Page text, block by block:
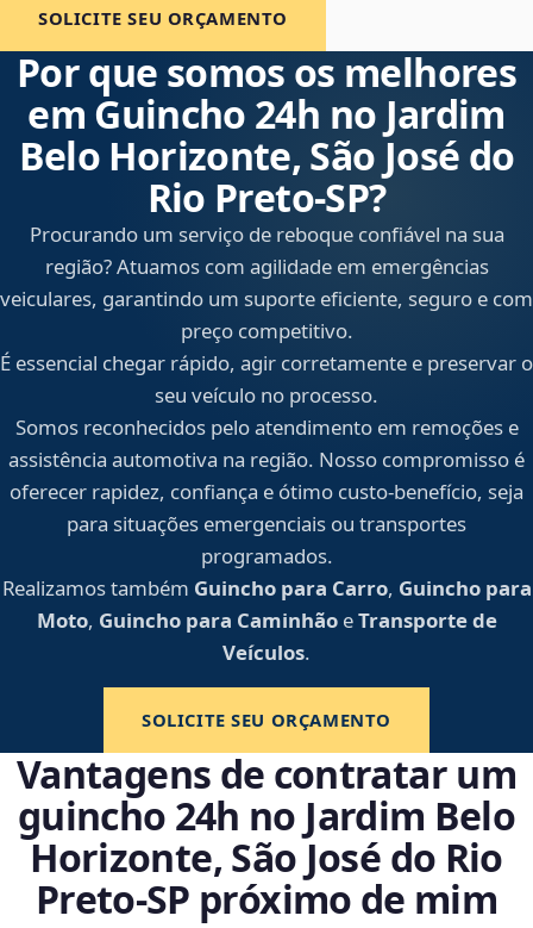
SOLICITE SEU ORÇAMENTO
Por que somos os melhores
em Guincho 24h no Jardim
Belo Horizonte, São José do
Rio Preto‑SP?
Procurando um serviço de reboque confiável na sua
região? Atuamos com agilidade em emergências
veiculares, garantindo um suporte eficiente, seguro e com
preço competitivo.
É essencial chegar rápido, agir corretamente e preservar o
seu veículo no processo.
Somos reconhecidos pelo atendimento em remoções e
assistência automotiva na região. Nosso compromisso é
oferecer rapidez, confiança e ótimo custo-benefício, seja
para situações emergenciais ou transportes
programados.
Realizamos também Guincho para Carro, Guincho para
Moto, Guincho para CaminhãoeTransporte de
Veículos.
SOLICITE SEU ORÇAMENTO
Vantagens de contratar um
guincho 24h no Jardim Belo
Horizonte, São José do Rio
Preto‑SP próximo de mim